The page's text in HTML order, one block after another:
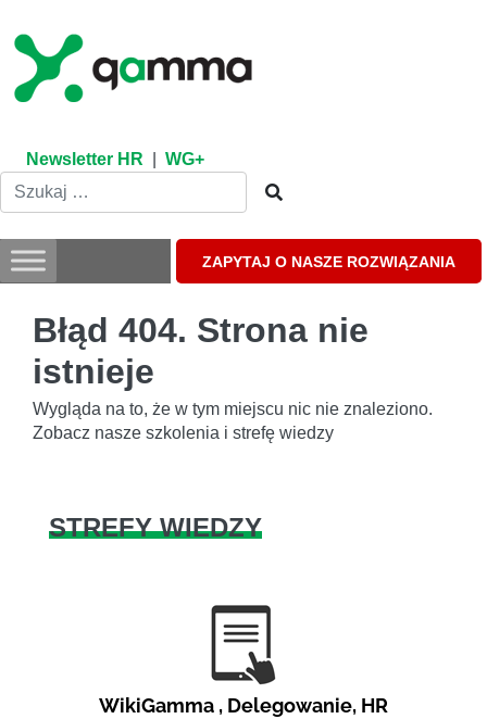
content
Newsletter HR WG+
ZAPYTAJ O NASZE ROZWIĄZANIA
Błąd 404. Strona nie
istnieje
Wygląda na to, że w tym miejscu nic nie znaleziono.
Zobacz nasze szkolenia i strefę wiedzy
STREFY WIEDZY
WikiGamma , Delegowanie, HR